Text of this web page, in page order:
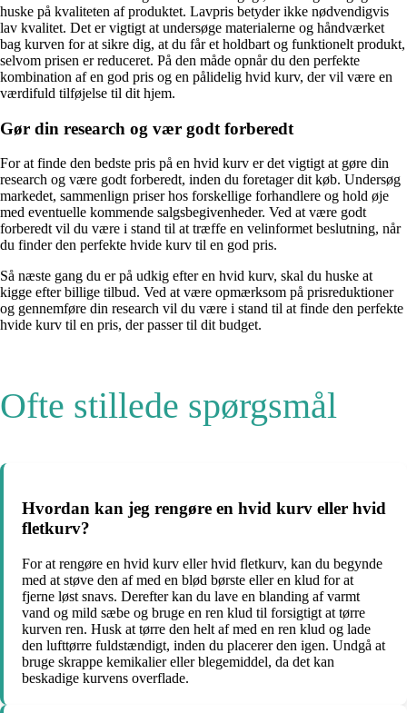
huske på kvaliteten af produktet. Lavpris betyder ikke nødvendigvis
lav kvalitet. Det er vigtigt at undersøge materialerne og håndværket
bag kurven for at sikre dig, at du får et holdbart og funktionelt produkt,
selvom prisen er reduceret. På den måde opnår du den perfekte
kombination af en god pris og en pålidelig hvid kurv, der vil være en
værdifuld tilføjelse til dit hjem.
Gør din research og vær godt forberedt
For at finde den bedste pris på en hvid kurv er det vigtigt at gøre din
research og være godt forberedt, inden du foretager dit køb. Undersøg
markedet, sammenlign priser hos forskellige forhandlere og hold øje
med eventuelle kommende salgsbegivenheder. Ved at være godt
forberedt vil du være i stand til at træffe en velinformet beslutning, når
du finder den perfekte hvide kurv til en god pris.
Så næste gang du er på udkig efter en hvid kurv, skal du huske at
kigge efter billige tilbud. Ved at være opmærksom på prisreduktioner
og gennemføre din research vil du være i stand til at finde den perfekte
hvide kurv til en pris, der passer til dit budget.
Ofte stillede spørgsmål
Hvordan kan jeg rengøre en hvid kurv eller hvid
fletkurv?
For at rengøre en hvid kurv eller hvid fletkurv, kan du begynde
med at støve den af med en blød børste eller en klud for at
fjerne løst snavs. Derefter kan du lave en blanding af varmt
vand og mild sæbe og bruge en ren klud til forsigtigt at tørre
kurven ren. Husk at tørre den helt af med en ren klud og lade
den lufttørre fuldstændigt, inden du placerer den igen. Undgå at
bruge skrappe kemikalier eller blegemiddel, da det kan
beskadige kurvens overflade.